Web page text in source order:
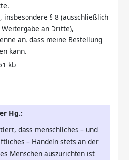
, insbesondere § 8 (ausschließlich
an Dritte),
an, dass meine Bestellung
kann.
kb
Hg.:
dass menschliches – und
– Handeln stets an der
Menschen auszurichten ist